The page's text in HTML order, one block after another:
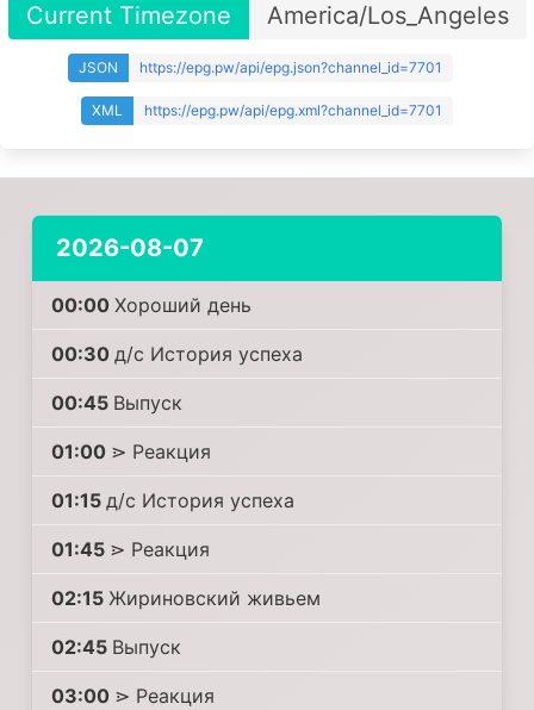
Current Timezone America/Los_Angeles
JSON https://epg.pw/api/epg.json?channel_id=7701
XML https://epg.pw/api/epg.xml?channel_id=7701
2026-08-07
00:00 Хороший день
00:30 д/с История успеха
00:45 Выпуск
01:00 ⋗ Реакция
01:15 д/с История успеха
01:45 ⋗ Реакция
02:15 Жириновский живьем
02:45 Выпуск
03:00 ⋗ Реакция